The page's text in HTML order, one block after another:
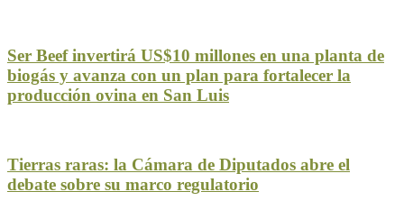
Ser Beef invertirá US$10 millones en una planta de
biogás y avanza con un plan para fortalecer la
producción ovina en San Luis
Tierras raras: la Cámara de Diputados abre el
debate sobre su marco regulatorio